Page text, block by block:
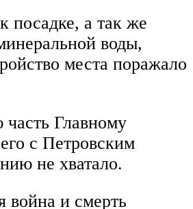
посадке, а так же
воды,
места поражало
Главному
с Петровским
не хватало.
война и смерть